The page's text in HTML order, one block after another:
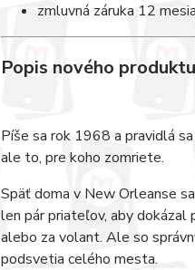
zmluvná záruka 12
Popis nového
Píše sa rok 1968 a pravidlá
ale to, pre koho zomriete.
Späť doma v New Orleanse
len pár priateľov, aby dokázal
alebo za volant. Ale so
podsvetia celého mesta.